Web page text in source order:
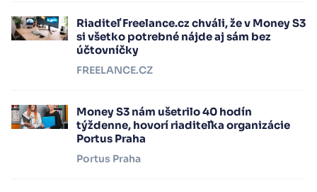
Riaditeľ Freelance.cz chváli, že v Money S3
si všetko potrebné nájde aj sám bez
účtovníčky
FREELANCE.CZ
Money S3 nám ušetrilo 40 hodín
týždenne, hovorí riaditeľka organizácie
Portus Praha
Portus Praha